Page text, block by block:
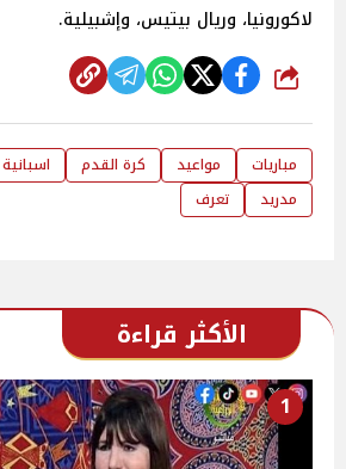
لاكورونيا، وريال بيتيس، وإشبيلية.
شارك
مباريات مواعيد كرة القدم اسبانية
مدريد
تعرف
الأكثر قراءة
1